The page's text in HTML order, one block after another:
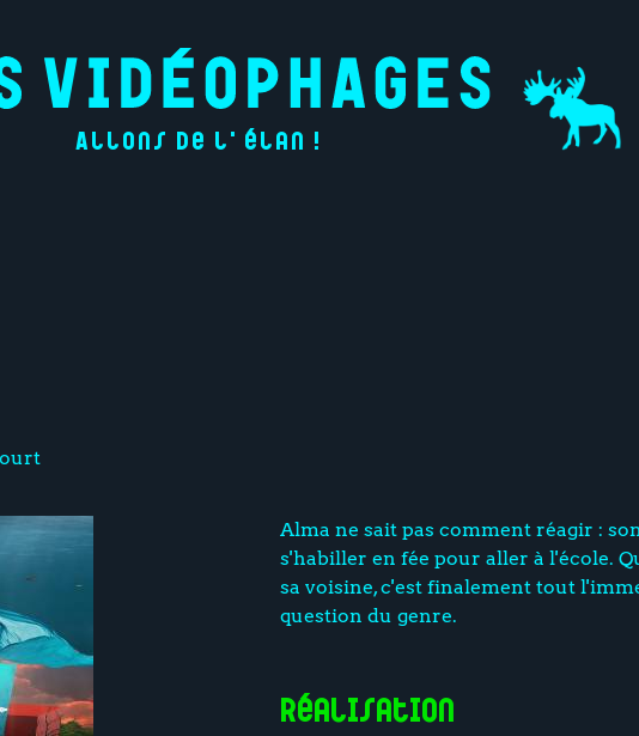
Allons de l'élan !
Alma ne sait pas comment réagir :
s'habiller en fée pour aller à l'école.
sa voisine, c'est finalement tout
question du genre.
Réalisation